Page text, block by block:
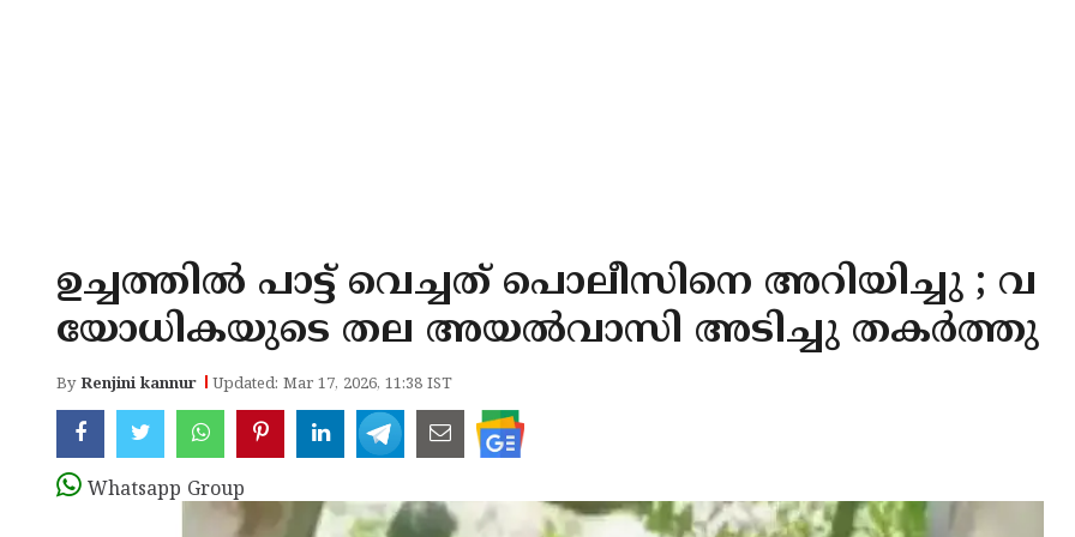
ഉച്ചത്തില്‍ പാട്ട് വെച്ചത് പൊലീസിനെ അറിയിച്ചു ; വ
യോധികയുടെ തല അയൽവാസി അടിച്ചു തകര്‍ത്തു
ByRenjini kannur Updated: Mar 17, 2026, 11:38 IST
Whatsapp Group